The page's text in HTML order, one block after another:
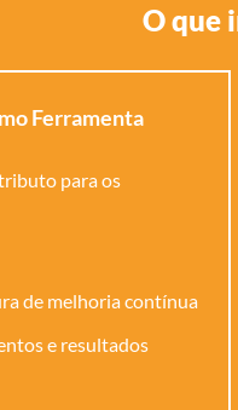
O que
Ferramenta
para os
de melhoria contínua
e resultados